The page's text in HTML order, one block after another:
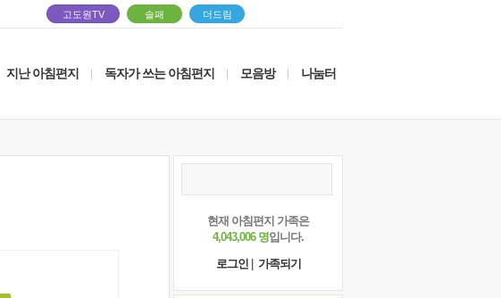
고도원TV 솔패 더드림
지난 아침편지 독자가 쓰는 아침편지 모음방 나눔터
현재 아침편지 가족은
4,043,006 명입니다.
로그인
가족되기